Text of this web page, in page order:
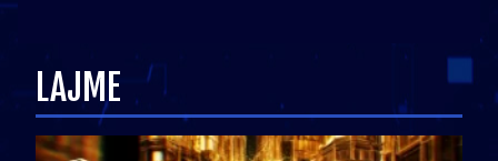
LAJME